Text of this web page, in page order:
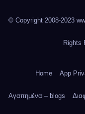
© Copyright 2008-2023
Rights
Home App
Αγαπημένα – blogs